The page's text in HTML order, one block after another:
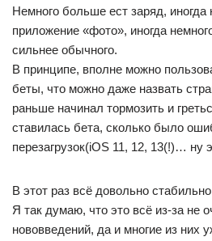
Немного больше ест заряд, иногда
приложение «фото», иногда
сильнее обычного.
В принципе, вполне можно
беты, что можно даже назвать
раньше начинал тормозить и
ставилась бета, сколько было
перезагрузок(iOS 11, 12, 13(!)…
В этот раз всё довольно
Я так думаю, что это всё из-за не
нововведений, да и многие из них